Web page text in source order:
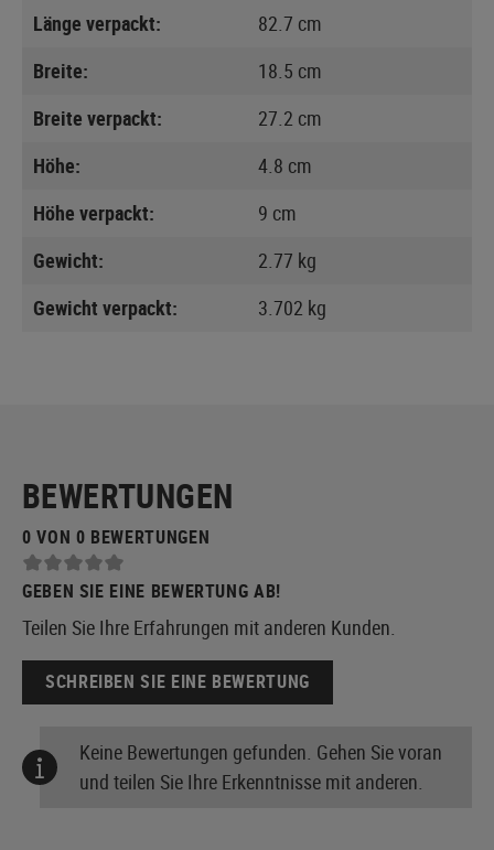
Länge verpackt:
82.7 cm
Breite:
18.5 cm
Breite verpackt:
27.2 cm
Höhe:
4.8 cm
Höhe verpackt:
9 cm
Gewicht:
2.77 kg
Gewicht verpackt:
3.702 kg
BEWERTUNGEN
0 VON 0 BEWERTUNGEN
GEBEN SIE EINE BEWERTUNG AB!
Teilen Sie Ihre Erfahrungen mit anderen Kunden.
SCHREIBEN SIE EINE BEWERTUNG
Keine Bewertungen gefunden. Gehen Sie voran
und teilen Sie Ihre Erkenntnisse mit anderen.